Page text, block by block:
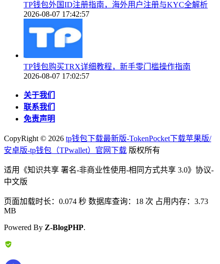
TP钱包外国ID注册指南，海外用户注册与KYC全解析
2026-08-07 17:42:57
TP钱包购买TRX详细教程，新手零门槛操作指南
2026-08-07 17:02:57
关于我们
联系我们
免责声明
CopyRight © 2026 tp钱包下载最新版-TokenPocket下载苹果版/
安卓版-tp钱包（TPwallet）官网下载 版权所有
适用《知识共享 署名-非商业性使用-相同方式共享 3.0》协议-
中文版
页面加载时长：0.074 秒 数据库查询：18 次 占用内存：3.73
MB
Powered By Z-BlogPHP.